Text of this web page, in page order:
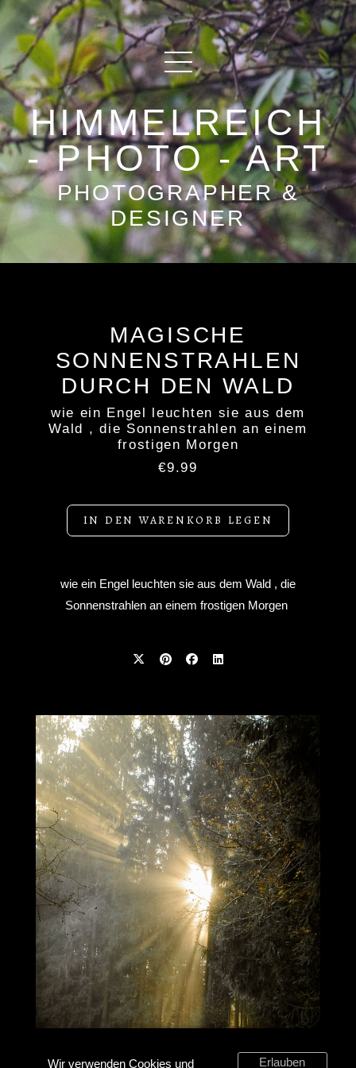
HIMMELREICH
- PHOTO - ART
PHOTOGRAPHER &
DESIGNER
MAGISCHE
SONNENSTRAHLEN
DURCH DEN WALD
wie ein Engel leuchten sie aus dem
Wald , die Sonnenstrahlen an einem
frostigen Morgen
€9.99
IN DEN WARENKORB LEGEN
wie ein Engel leuchten sie aus dem Wald , die
Sonnenstrahlen an einem frostigen Morgen
Wir verwenden Cookies und Erlauben